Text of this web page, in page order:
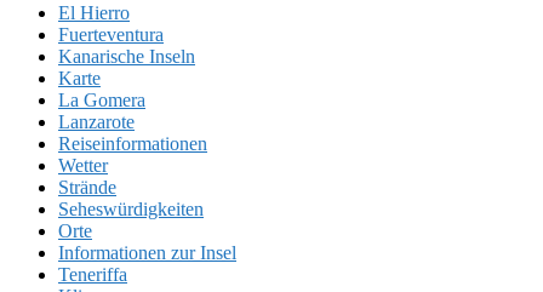
El Hierro
Fuerteventura
Kanarische Inseln
Karte
La Gomera
Lanzarote
Reiseinformationen
Wetter
Strände
Seheswürdigkeiten
Orte
Informationen zur Insel
Teneriffa